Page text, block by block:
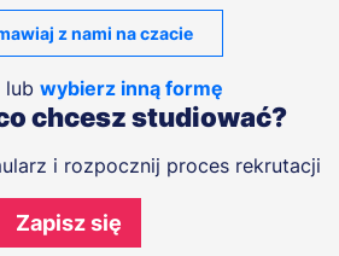
z nami na czacie
lub wybierz inną formę
chcesz studiować?
i rozpocznij proces rekrutacji
Zapisz się